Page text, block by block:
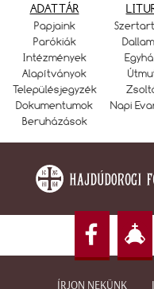
ADATTÁR
Papjaink
Parókiák
Intézmények
Alapítványok
Településjegyzék
Dokumentumok
Beruházások
Napi
ÍRJON NEKÜNK